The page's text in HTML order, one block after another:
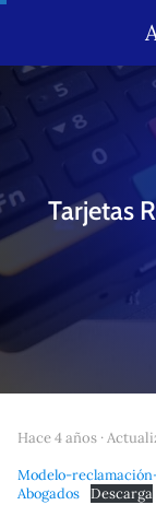
Tarjetas
hace 4 años ·
Modelo-
Abogados Descarga